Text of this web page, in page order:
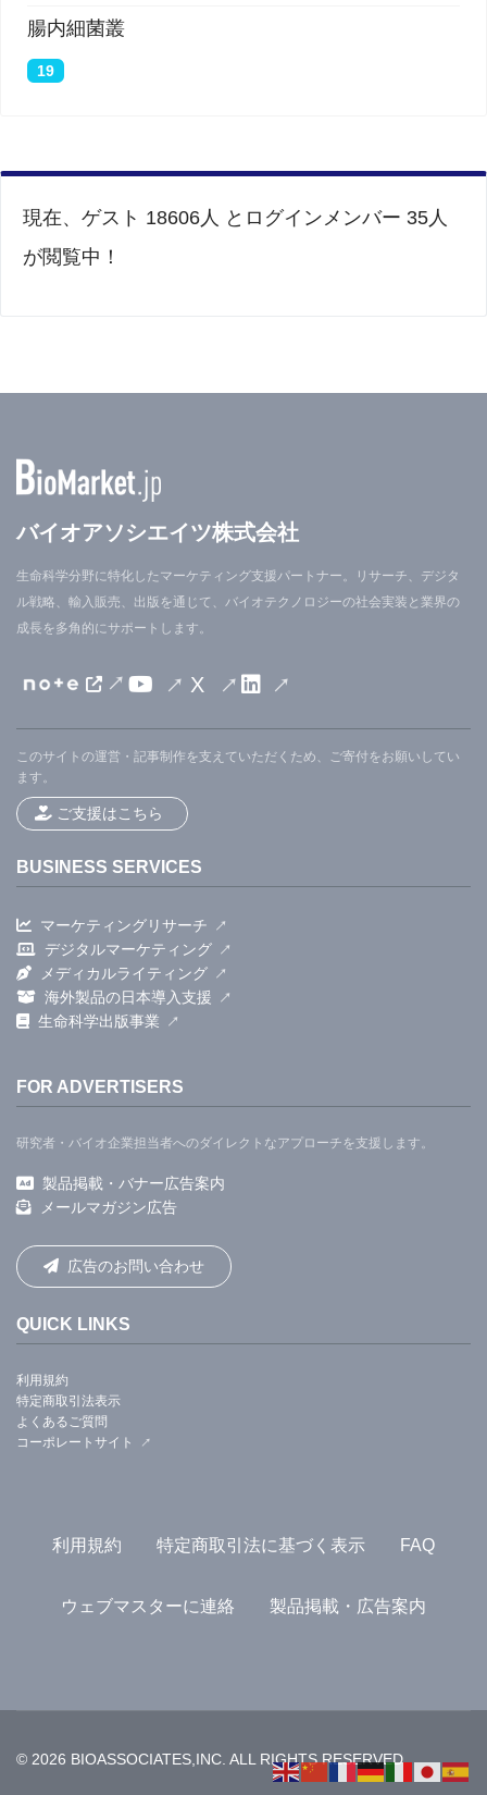
腸内細菌叢
19
現在、ゲスト 18606人 とログインメンバー 35人
が閲覧中！
バイオアソシエイツ株式会社
生命科学分野に特化したマーケティング支援パートナー。リサーチ、デジタ
ル戦略、輸入販売、出版を通じて、バイオテクノロジーの社会実装と業界の
成長を多角的にサポートします。
X
このサイトの運営・記事制作を支えていただくため、ご寄付をお願いしてい
ます。
ご支援はこちら
BUSINESS SERVICES
マーケティングリサーチ
デジタルマーケティング
メディカルライティング
海外製品の日本導入支援
生命科学出版事業
FOR ADVERTISERS
研究者・バイオ企業担当者へのダイレクトなアプローチを支援します。
製品掲載・バナー広告案内
メールマガジン広告
広告のお問い合わせ
QUICK LINKS
利用規約
特定商取引法表示
よくあるご質問
コーポレートサイト
利用規約 特定商取引法に基づく表示 FAQ
ウェブマスターに連絡 製品掲載・広告案内
© 2026 BIOASSOCIATES,INC. ALL RIGHTS RESERVED